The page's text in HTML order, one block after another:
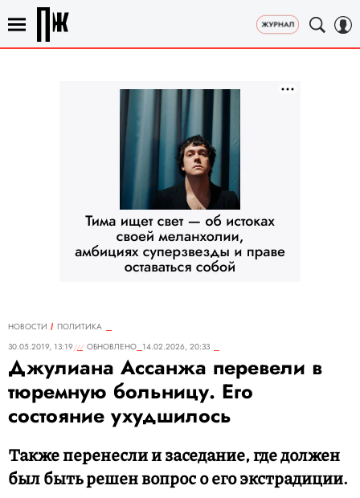
НОВОСТИ
ПОЛИТИКА
30.05.2019, 13:19
ОБНОВЛЕНО 14.02.2026, 20:33
Джулиана Ассанжа перевели в
тюремную больницу. Его
состояние ухудшилось
Также перенесли и заседание, где должен
был быть решен вопрос о его экстрадиции.